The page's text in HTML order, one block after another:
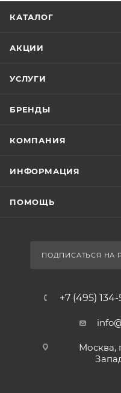
КАТАЛОГ
АКЦИИ
УСЛУГИ
БРЕНДЫ
КОМПАНИЯ
ИНФОРМАЦИЯ
ПОМОЩЬ
ПОДПИСАТЬСЯ НА
+7 (495)
Москва,